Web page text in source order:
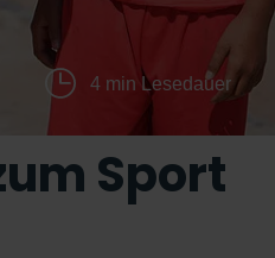
4 min Lesedauer
Sport